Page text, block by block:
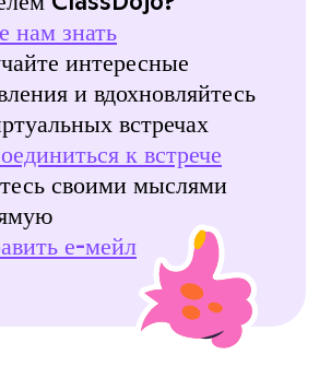
нам знать
интересные
и вдохновляйтесь
встречах
к встрече
своими мыслями
е-мейл